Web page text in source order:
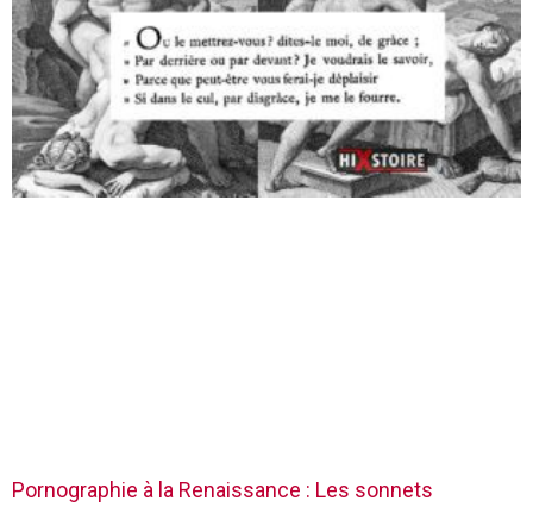
Pornographie à la Renaissance : Les sonnets